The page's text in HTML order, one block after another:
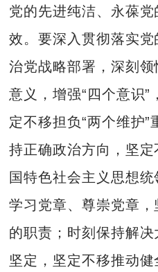
党的先进纯洁、永葆
效。要深入贯彻落实
治党战略部署，深刻领
意义，增强“四个意识”
定不移担负“两个维护
持正确政治方向，坚
国特色社会主义思想统
学习党章、尊崇党章
的职责；时刻保持解
坚定，坚定不移推动健